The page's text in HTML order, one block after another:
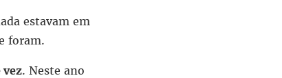
estavam em
foram.
vez. Neste ano